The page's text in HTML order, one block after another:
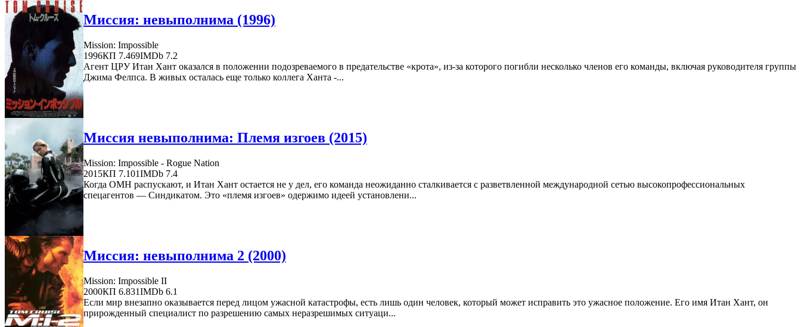
Миссия: невыполнима (1996)
Mission: Impossible
1996КП 7.469IMDb 7.2
Агент ЦРУ Итан Хант оказался в положении подозреваемого в предательстве «крота», из-за которого погибли несколько членов его команды, включая руководителя группы
Джима Фелпса. В живых осталась еще только коллега Ханта -...
Миссия невыполнима: Племя изгоев (2015)
Mission: Impossible - Rogue Nation
2015КП 7.101IMDb 7.4
Когда ОМН распускают, и Итан Хант остается не у дел, его команда неожиданно сталкивается с разветвленной международной сетью высокопрофессиональных
спецагентов — Синдикатом. Это «племя изгоев» одержимо идеей установлени...
Миссия: невыполнима 2 (2000)
Mission: Impossible II
2000КП 6.831IMDb 6.1
Если мир внезапно оказывается перед лицом ужасной катастрофы, есть лишь один человек, который может исправить это ужасное положение. Его имя Итан Хант, он
прирожденный специалист по разрешению самых неразрешимых ситуаци...